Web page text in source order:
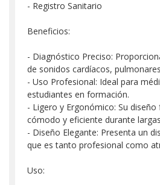
- Registro Sanitario
Beneficios:
- Diagnóstico Preciso:
de sonidos cardíacos,
- Uso Profesional: Ideal para
estudiantes en formación.
- Ligero y Ergonómico: Su diseño
cómodo y eficiente durante
- Diseño Elegante: Presenta un
que es tanto profesional como
Uso: